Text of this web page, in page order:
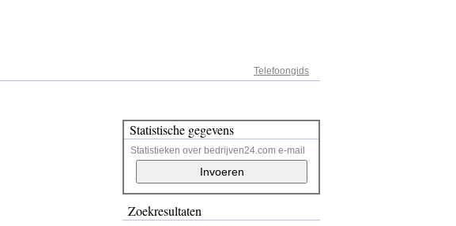
Telefoongids
Statistische gegevens
Statistieken over bedrijven24.com e-mail
Zoekresultaten